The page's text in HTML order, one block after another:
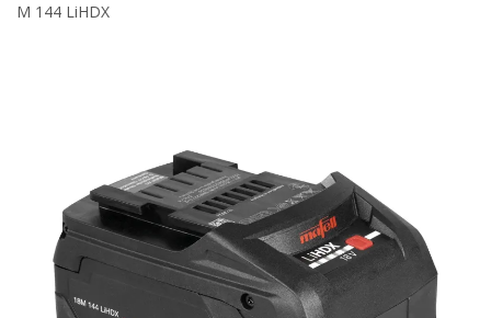
M 144 LiHDX